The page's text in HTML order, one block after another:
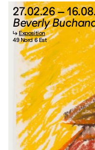
27.02.26 –
Beverly
↳Exposition
49 Nord 6 Est